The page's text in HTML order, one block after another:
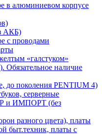
в алюминиевом корпусе
АКБ)
с проводами
«галстуком»
наличие
до поколения PENTIUM 4)
серверные
и ИМПОРТ (без
разного цвета), платы
быт.техник, платы с